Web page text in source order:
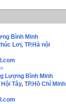
Bình Minh
Lơị, TP.Hà nội
Lượng Bình Minh
Tây, TP.Hồ Chí Minh